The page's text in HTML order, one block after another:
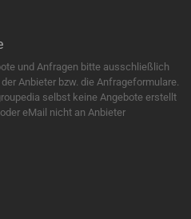
und Anfragen bitte ausschließlich
Anbieter bzw. die Anfrageformulare.
selbst keine Angebote erstellt
eMail nicht an Anbieter